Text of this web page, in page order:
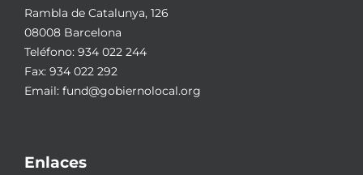
Rambla de Catalunya, 126
08008 Barcelona
Teléfono: 934 022 244
Fax: 934 022 292
Email: fund@gobiernolocal.org
Enlaces